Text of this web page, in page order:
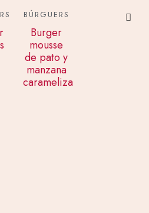
BÚRGUERS
Burger
mousse
de pato y
manzana
caramelizada